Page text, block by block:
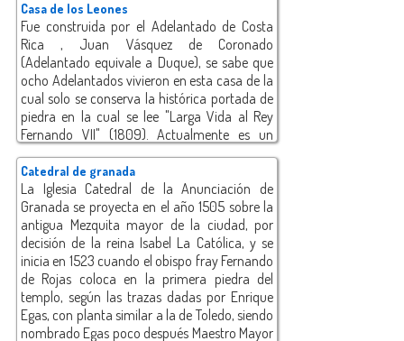
Casa de los Leones
Fue construida por el Adelantado de Costa
Rica , Juan Vásquez de Coronado
(Adelantado equivale a Duque), se sabe que
ocho Adelantados vivieron en esta casa de la
cual solo se conserva la histórica portada de
piedra en la cual se lee "Larga Vida al Rey
Fernando VII" (1809). Actualmente es un
centro cultural internacional.
Catedral de granada
La Iglesia Catedral de la Anunciación de
Granada se proyecta en el año 1505 sobre la
antigua Mezquita mayor de la ciudad, por
decisión de la reina Isabel La Católica, y se
inicia en 1523 cuando el obispo fray Fernando
de Rojas coloca en la primera piedra del
templo, según las trazas dadas por Enrique
Egas, con planta similar a la de Toledo, siendo
nombrado Egas poco después Maestro Mayor